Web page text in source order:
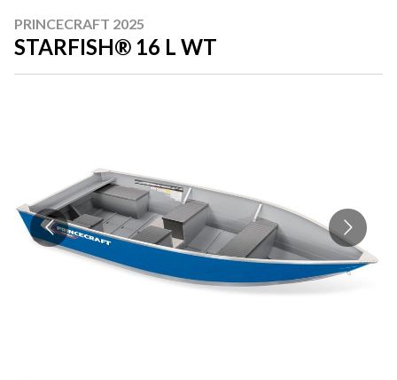
PRINCECRAFT 2025
STARFISH® 16 L WT